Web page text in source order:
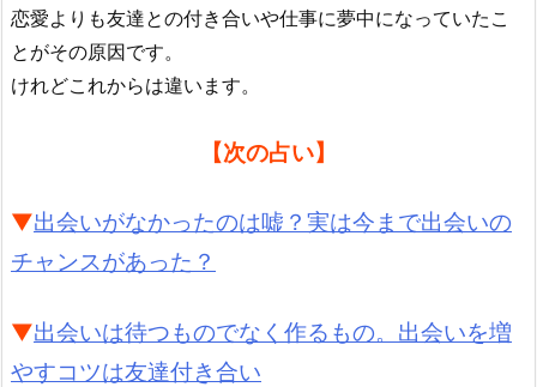
恋愛よりも友達との付き合いや仕事に夢中になっていたこ
とがその原因です。
けれどこれからは違います。
【次の占い】
▼出会いがなかったのは嘘？実は今まで出会いの
チャンスがあった？
▼出会いは待つものでなく作るもの。出会いを増
やすコツは友達付き合い